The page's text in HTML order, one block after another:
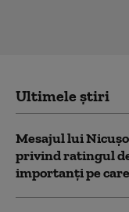
Ultimele știri
Mesajul lui
privind ratingul
importanți pe